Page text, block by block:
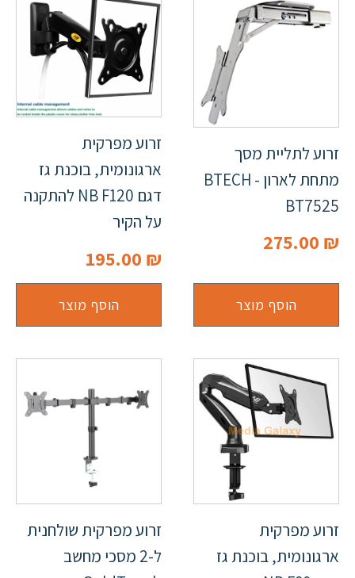
זרוע לתליית מסך
מתחת לארון - BTECH
BT7525
275.00 ₪
הוסף מוצר
זרוע מפרקית
ארגונומית, בוכנת גז
דגם NB F120 להתקנה
על הקיר
195.00 ₪
הוסף מוצר
זרוע מפרקית
ארגונומית, בוכנת גז
זרוע מפרקית שולחנית
ל-2 מסכי מחשב